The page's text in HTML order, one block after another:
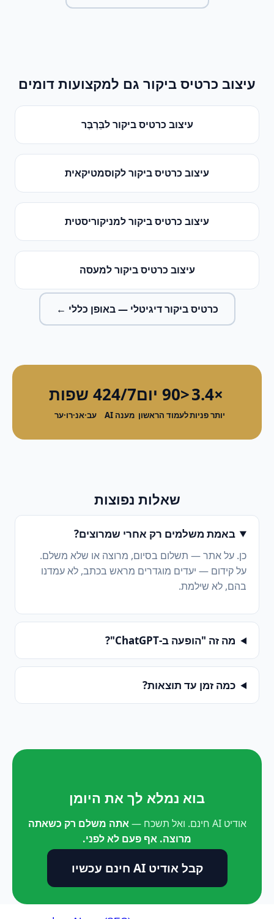
עיצוב כרטיס ביקור גם למקצועות דומים
עיצוב כרטיס ביקורלבַּרְבֶּר
עיצוב כרטיס ביקורלקוסמטיקאית
עיצוב כרטיס ביקורלמניקוריסטית
עיצוב כרטיס ביקורלמעסה
כרטיס ביקור דיגיטלי — באופן כללי ←
×3.4
יותר פניות
<90 יום
לעמוד הראשון
24/7
מענה AI
4 שפות
עב·אנ·רו·ער
שאלות נפוצות
באמת משלמים רק אחרי שמרוצים?
כן. על אתר — תשלום בסיום, מרוצה או שלא משלם.
על קידום — יעדים מוגדרים מראש בכתב, לא עמדנו
בהם, לא שילמת.
מה זה "הופעה ב-ChatGPT"?
כמה זמן עד תוצאות?
בוא נמלא לך את היומן
אודיט AI חינם. ואל תשכח —
אתה משלם רק כשאתה
מרוצה. אף פעם לא לפני.
קבל אודיט AI חינם עכשיו